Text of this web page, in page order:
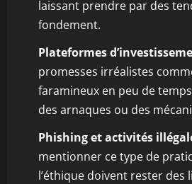
laissant prendre par des
fondement.
Plateformes
promesses irréalistes
faramineux en peu de
des arnaques ou des
Phishing et activités
mentionner ce type de
l’éthique doivent rester des